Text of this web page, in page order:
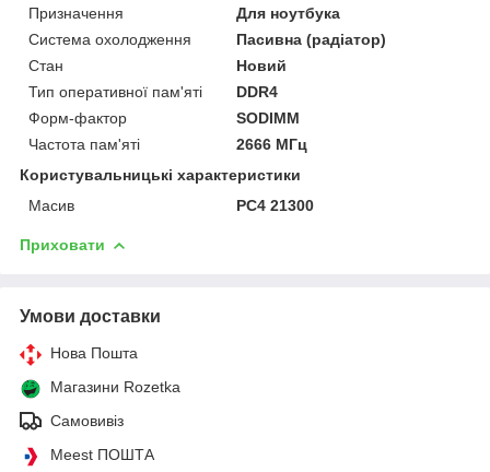
Призначення
Для ноутбука
Система охолодження
Пасивна (радіатор)
Стан
Новий
Тип оперативної пам'яті
DDR4
Форм-фактор
SODIMM
Частота пам'яті
2666 МГц
Користувальницькі характеристики
Масив
PC4 21300
Приховати
Умови доставки
Нова Пошта
Магазини Rozetka
Самовивіз
Meest ПОШТА